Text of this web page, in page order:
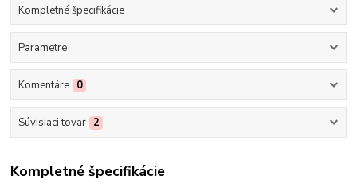
Kompletné špecifikácie
Parametre
Komentáre 0
Súvisiaci tovar 2
Kompletné špecifikácie